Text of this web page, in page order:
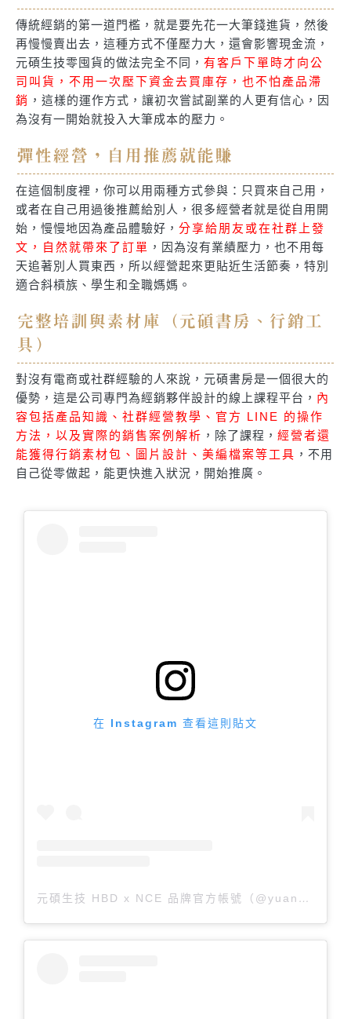
傳統經銷的第一道門檻，就是要先花一大筆錢進貨，然後
再慢慢賣出去，這種方式不僅壓力大，還會影響現金流，
元碩生技零囤貨的做法完全不同， 有客戶下單時才向公
司叫貨，不用一次壓下資金去買庫存，也不怕產品滯
銷 ，這樣的運作方式，讓初次嘗試副業的人更有信心，因
為沒有一開始就投入大筆成本的壓力。
彈性經營，自用推薦就能賺
在這個制度裡，你可以用兩種方式參與：只買來自己用，
或者在自己用過後推薦給別人，很多經營者就是從自用開
始，慢慢地因為產品體驗好， 分享給朋友或在社群上發
文，自然就帶來了訂單 ，因為沒有業績壓力，也不用每
天追著別人買東西，所以經營起來更貼近生活節奏，特別
適合斜槓族、學生和全職媽媽。
完整培訓與素材庫（元碩書房、行銷工
具）
對沒有電商或社群經驗的人來說，元碩書房是一個很大的
優勢，這是公司專門為經銷夥伴設計的線上課程平台， 內
容包括產品知識、社群經營教學、官方 LINE 的操作
方法，以及實際的銷售案例解析 ，除了課程， 經營者還
能獲得行銷素材包、圖片設計、美編檔案等工具 ，不用
自己從零做起，能更快進入狀況，開始推廣。
在 Instagram 查看這則貼文
元碩生技 HBD x NCE 品牌官方帳號（@yuanshuo.care）分享的貼文